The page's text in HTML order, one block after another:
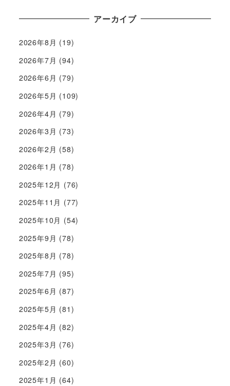
アーカイブ
2026年8月 (19)
2026年7月 (94)
2026年6月 (79)
2026年5月 (109)
2026年4月 (79)
2026年3月 (73)
2026年2月 (58)
2026年1月 (78)
2025年12月 (76)
2025年11月 (77)
2025年10月 (54)
2025年9月 (78)
2025年8月 (78)
2025年7月 (95)
2025年6月 (87)
2025年5月 (81)
2025年4月 (82)
2025年3月 (76)
2025年2月 (60)
2025年1月 (64)